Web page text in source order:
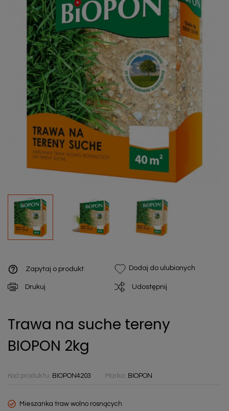
help_outline Zapytaj o produkt Dodaj do ulubionych
Drukuj Udostępnij
Trawa na suche tereny
BIOPON 2kg
Kod produktu: BIOPON4203 Marka: BIOPON
Mieszanka traw wolno rosnących